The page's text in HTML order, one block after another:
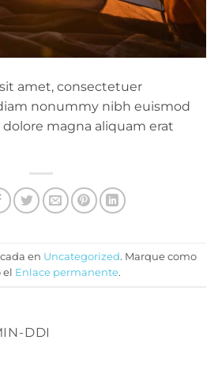
amet, consectetuer
nonummy nibh euismod
magna aliquam erat
en Uncategorized. Marque como
el Enlace permanente.
DDI